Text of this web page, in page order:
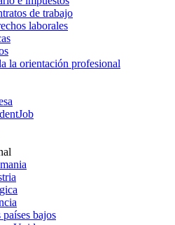
de trabajo
laborales
la orientación profesional
países bajos